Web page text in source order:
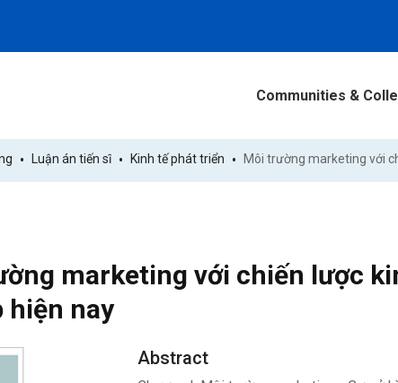
Communities &
Luận án tiến sĩ Kinh tế phát triển
marketing với chiến lược
hiện nay
Abstract